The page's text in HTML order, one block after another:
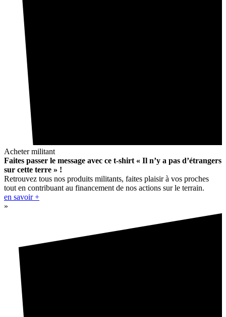
Acheter militant
Faites passer le message avec ce t-shirt « Il n’y a pas d’étrangers
sur cette terre » !
Retrouvez tous nos produits militants, faites plaisir à vos proches
tout en contribuant au financement de nos actions sur le terrain.
en savoir +
»